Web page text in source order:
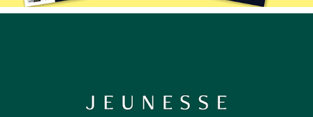
Marketing et presse pour la Littérature
jeunesse